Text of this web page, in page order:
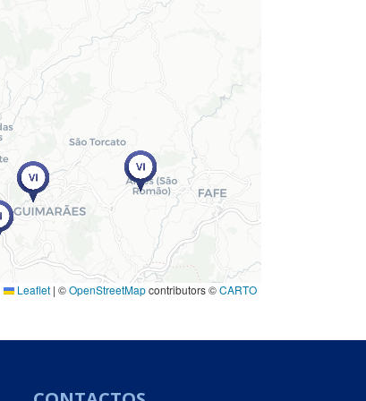
Leaflet | ©OpenStreetMapcontributors ©CARTO